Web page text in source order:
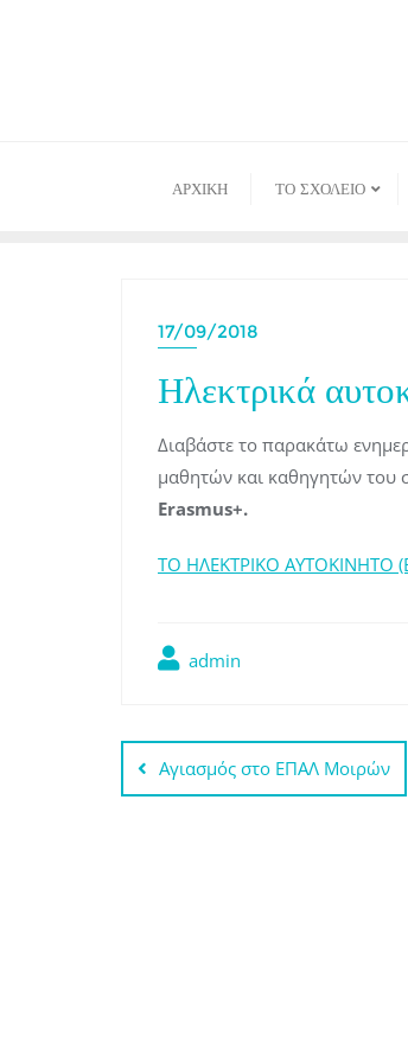
ΑΡΧΙΚΉ ΤΟ ΣΧΟΛΕΙΟ
17/09/2018
Ηλεκτρικά
Διαβάστε το παρακάτω
μαθητών και καθηγητών του
Erasmus+.
ΤΟ ΗΛΕΚΤΡΙΚΟ ΑΥΤΟΚΙΝΗΤΟ
admin
Πλοήγηση
άρθρων
Αγιασμός στο ΕΠΑΛ Μοιρών